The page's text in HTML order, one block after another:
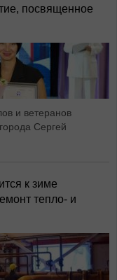
посвященное
и ветеранов
Сергей
к зиме
тепло- и